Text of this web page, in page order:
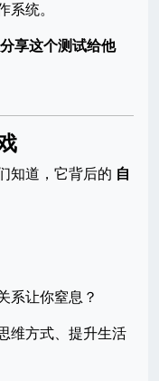
系统。
享这个测试给他
知道，它背后的 自
系让你窒息？
维方式、提升生活